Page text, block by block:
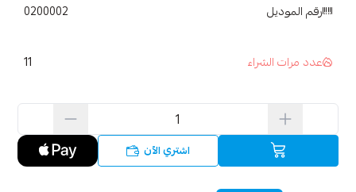
رقم الموديل 0200002
عدد مرات الشراء 11
اشتري الآن